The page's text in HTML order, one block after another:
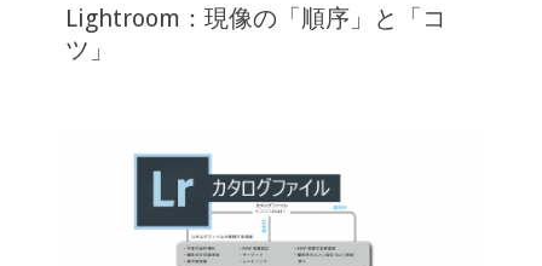
Lightroom：現像の「順序」と「コ
ツ」